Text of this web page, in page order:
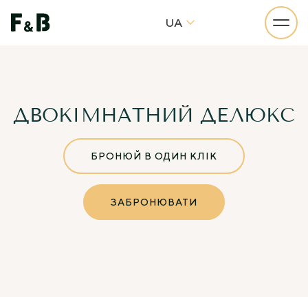
UA
ДВОКІМНАТНИЙ ДЕЛЮКС
БРОНЮЙ В ОДИН КЛІК
ЗАБРОНЮВАТИ